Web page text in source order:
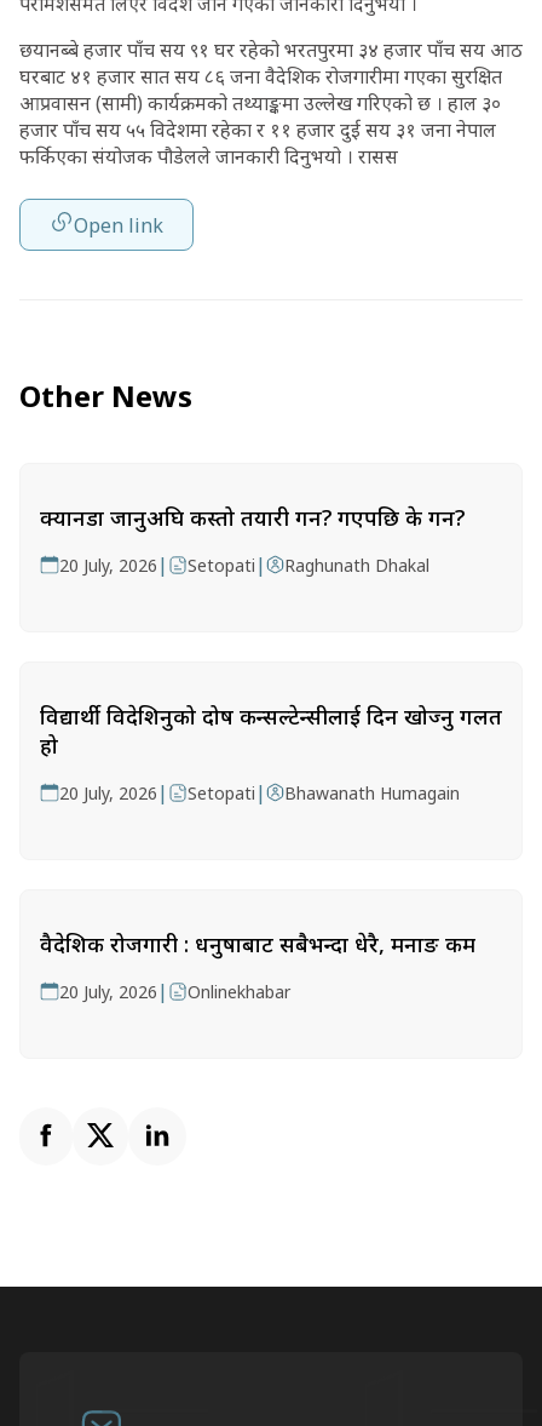
छयानब्बे हजार पाँच सय ९१ घर रहेको भरतपुरमा ३४ हजार पाँच सय आठ
घरबाट ४१ हजार सात सय ८६ जना वैदेशिक रोजगारीमा गएका सुरक्षित
आप्रवासन (सामी) कार्यक्रमको तथ्याङ्कमा उल्लेख गरिएको छ । हाल ३०
हजार पाँच सय ५५ विदेशमा रहेका र ११ हजार दुई सय ३१ जना नेपाल
फर्किएका संयोजक पौडेलले जानकारी दिनुभयो । रासस
Open link
Other News
क्यानडा जानुअघि कस्तो तयारी गर्ने? गएपछि के गर्ने?
20 July, 2026 | Setopati | Raghunath Dhakal
विद्यार्थी विदेशिनुको दोष कन्सल्टेन्सीलाई दिन खोज्नु गलत
हो
20 July, 2026 | Setopati | Bhawanath Humagain
वैदेशिक रोजगारी : धनुषाबाट सबैभन्दा धेरै, मनाङ कम
20 July, 2026 | Onlinekhabar